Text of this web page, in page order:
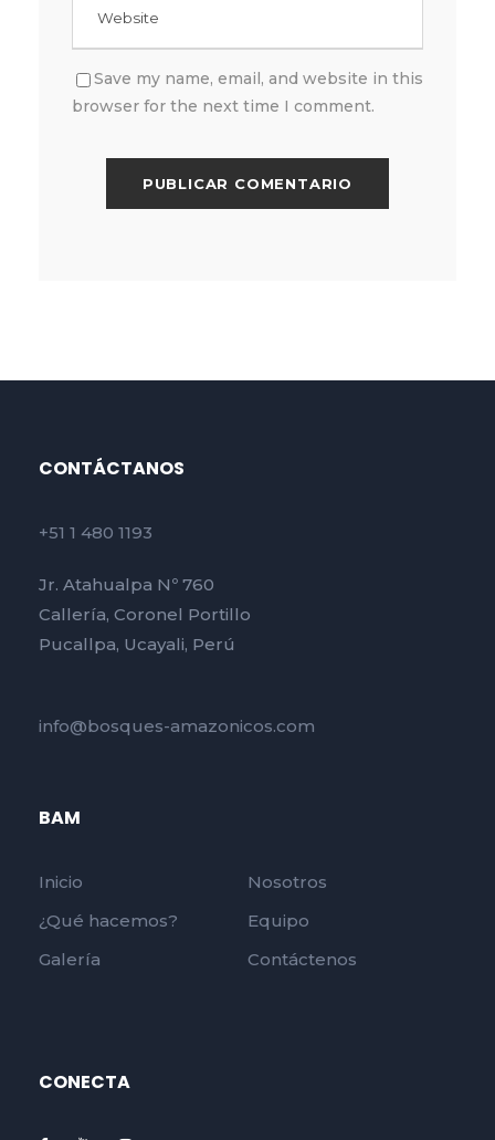
Save my name, email, and website in this
browser for the next time I comment.
CONTÁCTANOS
+51 1 480 1193
Jr. Atahualpa Nº 760
Callería, Coronel Portillo
Pucallpa, Ucayali, Perú
info@bosques-amazonicos.com
BAM
Inicio
Nosotros
¿Qué hacemos?
Equipo
Galería
Contáctenos
CONECTA